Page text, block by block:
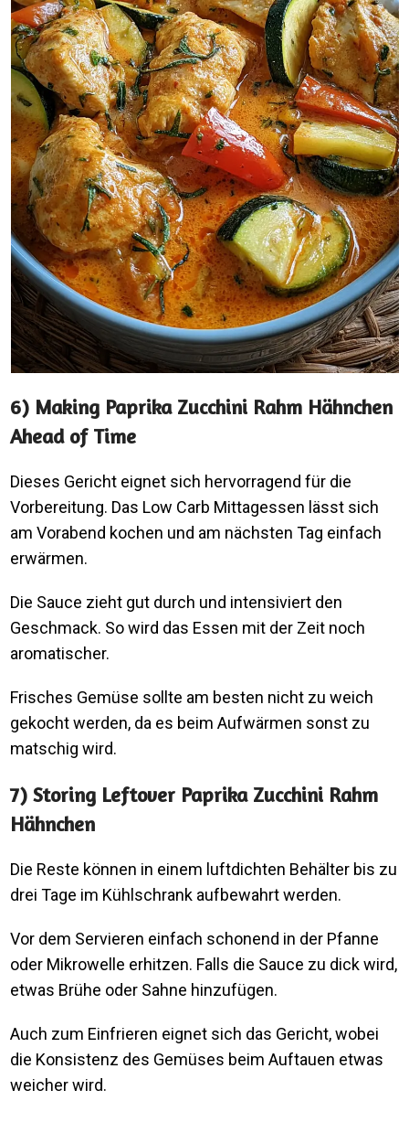
6) Making Paprika Zucchini Rahm Hähnchen
Ahead of Time
Dieses Gericht eignet sich hervorragend für die
Vorbereitung. Das Low Carb Mittagessen lässt sich
am Vorabend kochen und am nächsten Tag einfach
erwärmen.
Die Sauce zieht gut durch und intensiviert den
Geschmack. So wird das Essen mit der Zeit noch
aromatischer.
Frisches Gemüse sollte am besten nicht zu weich
gekocht werden, da es beim Aufwärmen sonst zu
matschig wird.
7) Storing Leftover Paprika Zucchini Rahm
Hähnchen
Die Reste können in einem luftdichten Behälter bis zu
drei Tage im Kühlschrank aufbewahrt werden.
Vor dem Servieren einfach schonend in der Pfanne
oder Mikrowelle erhitzen. Falls die Sauce zu dick wird,
etwas Brühe oder Sahne hinzufügen.
Auch zum Einfrieren eignet sich das Gericht, wobei
die Konsistenz des Gemüses beim Auftauen etwas
weicher wird.